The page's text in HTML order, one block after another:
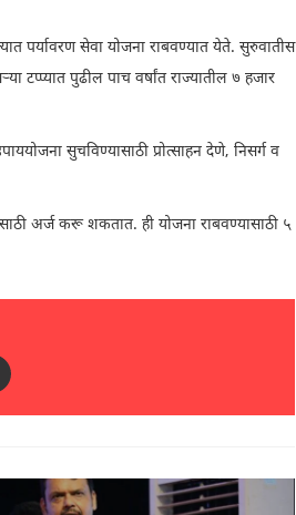
पर्यावरण सेवा योजना राबवण्यात येते. सुरुवातीस
टप्प्यात पुढील पाच वर्षांत राज्यातील ७ हजार
सुचविण्यासाठी प्रोत्साहन देणे, निसर्ग व
अर्ज करू शकतात. ही योजना राबवण्यासाठी ५